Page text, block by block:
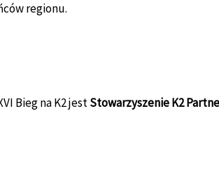
regionu.
Bieg na K2 jestStowarzyszenie K2